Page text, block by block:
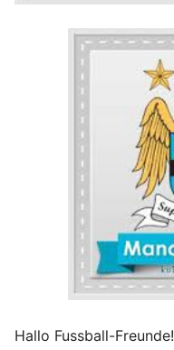
Hallo Fussball-Freunde!